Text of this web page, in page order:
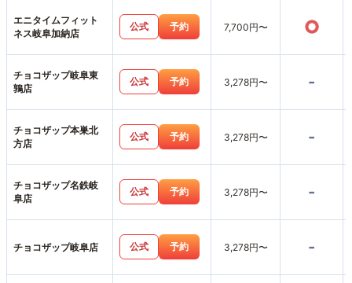
エニタイムフィット
ネス岐阜加納店
公式 予約 7,700円〜 ○
チョコザップ岐阜東
鶉店
公式 予約 3,278円〜 -
チョコザップ本巣北
方店
公式 予約 3,278円〜 -
チョコザップ名鉄岐
阜店
公式 予約 3,278円〜 -
チョコザップ岐阜店 公式 予約 3,278円〜 -